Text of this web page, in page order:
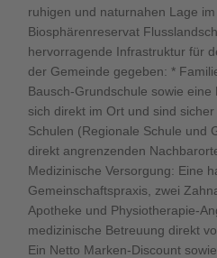
ruhigen und naturnahen Lage im
Biosphärenreservat
hervorragende Infrastruktur für
der Gemeinde gegeben: *
Bausch-Grundschule sowie
sich direkt im Ort und sind
Schulen (Regionale Schule und
direkt angrenzenden
Medizinische Versorgung: Eine
Gemeinschaftspraxis, zwei
Apotheke und Physiotherapie-
medizinische Betreuung direkt
Ein Netto Marken-Discount